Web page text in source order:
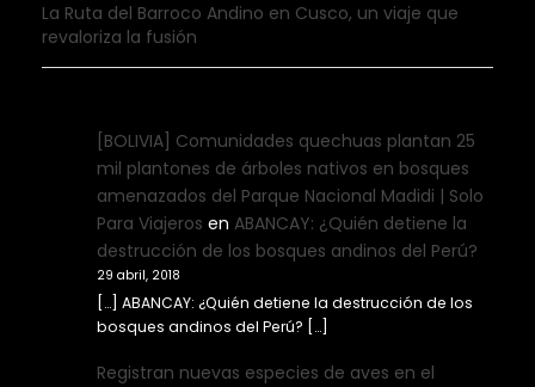
La Ruta del Barroco Andino en Cusco, un viaje que
revaloriza la fusión
[BOLIVIA] Comunidades quechuas plantan 25
mil plantones de árboles nativos en bosques
amenazados del Parque Nacional Madidi | Solo
Para Viajeros en ABANCAY: ¿Quién detiene la
destrucción de los bosques andinos del Perú?
29 abril, 2018
[…] ABANCAY: ¿Quién detiene la destrucción de los
bosques andinos del Perú? […]
Registran nuevas especies de aves en el